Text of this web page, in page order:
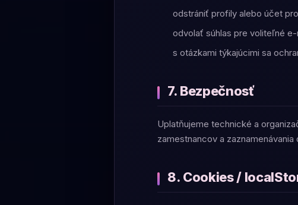
odstrániť profily alebo účet
odvolať súhlas pre voliteľné
s otázkami týkajúcimi sa
7. Bezpečnosť
Uplatňujeme technické a
zamestnancov a
8. Cookies /